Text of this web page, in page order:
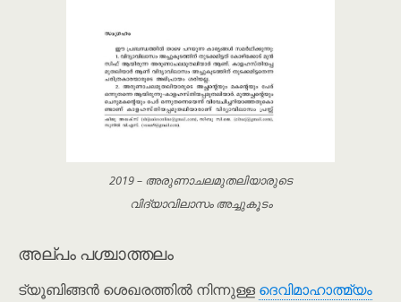
2019 – അരുണാചലമുതലിയാരുടെ
വിദ്യാവിലാസം അച്ചുകൂടം
അല്പം പശ്ചാത്തലം
ട്യൂബിങ്ങൻ ശെഖരത്തിൽ നിന്നുള്ള ദെവിമാഹാത്മ്യം